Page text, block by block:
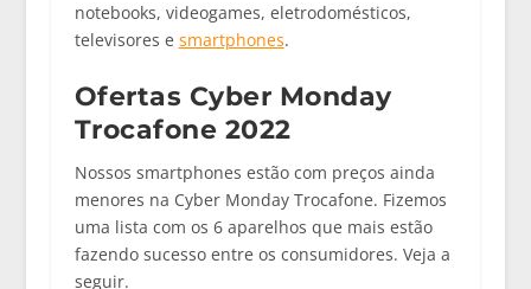
notebooks, videogames, eletrodomésticos,
televisores e smartphones.
Ofertas Cyber Monday
Trocafone 2022
Nossos smartphones estão com preços ainda
menores na Cyber Monday Trocafone. Fizemos
uma lista com os 6 aparelhos que mais estão
fazendo sucesso entre os consumidores. Veja a
seguir.